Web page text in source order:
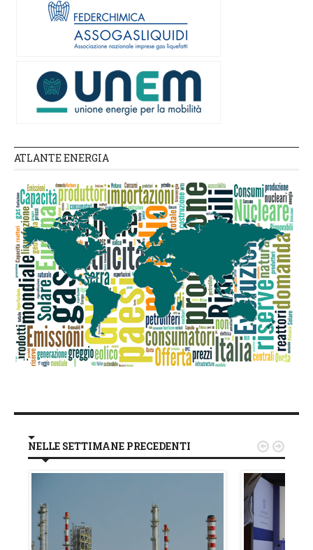
ATLANTE ENERGIA
NELLE SETTIMANE PRECEDENTI  